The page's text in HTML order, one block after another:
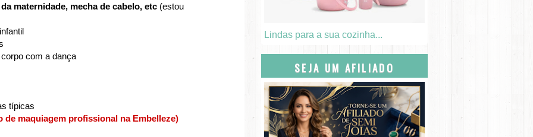
maternidade, mecha de cabelo, etc (estou
com a dança
típicas
de maquiagem profissional na Embelleze)
Lindas para a sua cozinha...
SEJA UM AFILIADO